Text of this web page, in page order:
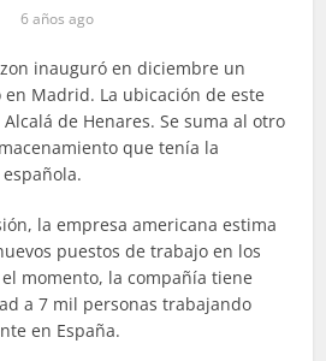
6 años ago
inauguró en diciembre un
Madrid. La ubicación de este
de Henares. Se suma al otro
que tenía la
la empresa americana estima
puestos de trabajo en los
momento, la compañía tiene
a 7 mil personas trabajando
en España.